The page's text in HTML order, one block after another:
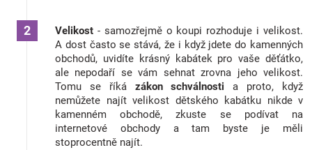
Velikost - samozřejmě o koupi rozhoduje i velikost.
A dost často se stává, že i když jdete do kamenných
obchodů, uvidíte krásný kabátek pro vaše děťátko,
ale nepodaří se vám sehnat zrovna jeho velikost.
Tomu se říká zákon schválnosti a proto, když
nemůžete najít velikost dětského kabátku nikde v
kamenném obchodě, zkuste se podívat na
internetové obchody a tam byste je měli
stoprocentně najít.